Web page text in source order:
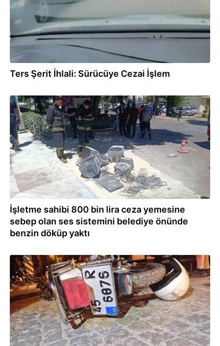
Ters Şerit İhlali: Sürücüye Cezai İşlem
31.07.2026
İşletme sahibi 800 bin lira ceza yemesine
sebep olan ses sistemini belediye önünde
benzin döküp yaktı
31.07.2026